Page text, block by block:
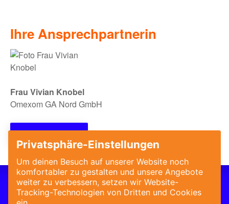
Ihre Ansprechpartnerin
Frau Vivian Knobel
Omexom GA Nord GmbH